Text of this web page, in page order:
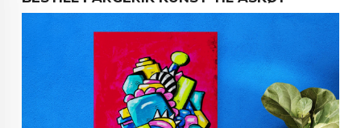
MALERIER BLOGG
ARTIKLER OM KUNST
INTERIØR OG KUNST